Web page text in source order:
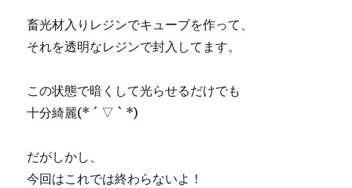
畜光材入りレジンでキューブを作って、
それを透明なレジンで封入してます。
この状態で暗くして光らせるだけでも
十分綺麗(* ´ ▽ ` *)
だがしかし、
今回はこれでは終わらないよ！